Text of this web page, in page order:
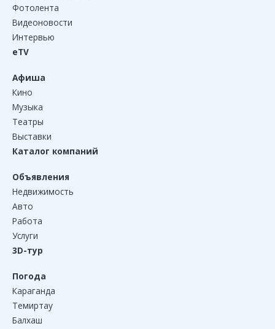
Фотолента
Видеоновости
Интервью
eTV
Афиша
Кино
Музыка
Театры
Выставки
Каталог компаний
Объявления
Недвижимость
Авто
Работа
Услуги
3D-тур
Погода
Караганда
Темиртау
Балхаш